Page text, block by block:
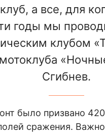
а все, для
годы мы
клубом
Сгибнев.
было призвано
сражения.